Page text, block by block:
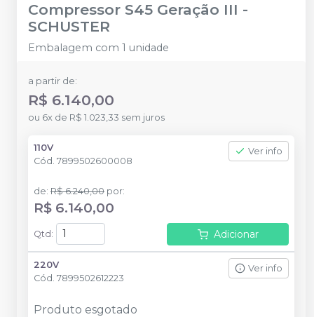
Compressor S45 Geração III -
SCHUSTER
Embalagem com 1 unidade
a partir de:
R$ 6.140,00
ou 6x de R$ 1.023,33 sem juros
110V
Cód. 7899502600008
Ver info
de: R$ 6.240,00 por:
R$ 6.140,00
Qtd : Adicionar
220V
Cód. 7899502612223
Ver info
Produto esgotado